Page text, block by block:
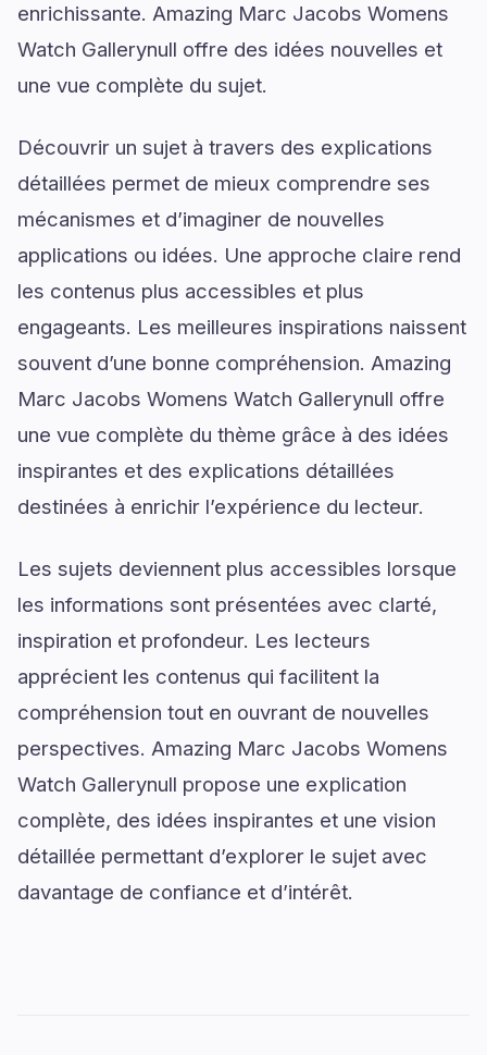
enrichissante. Amazing Marc Jacobs Womens
Watch Gallerynull offre des idées nouvelles et
une vue complète du sujet.
Découvrir un sujet à travers des explications
détaillées permet de mieux comprendre ses
mécanismes et d’imaginer de nouvelles
applications ou idées. Une approche claire rend
les contenus plus accessibles et plus
engageants. Les meilleures inspirations naissent
souvent d’une bonne compréhension. Amazing
Marc Jacobs Womens Watch Gallerynull offre
une vue complète du thème grâce à des idées
inspirantes et des explications détaillées
destinées à enrichir l’expérience du lecteur.
Les sujets deviennent plus accessibles lorsque
les informations sont présentées avec clarté,
inspiration et profondeur. Les lecteurs
apprécient les contenus qui facilitent la
compréhension tout en ouvrant de nouvelles
perspectives. Amazing Marc Jacobs Womens
Watch Gallerynull propose une explication
complète, des idées inspirantes et une vision
détaillée permettant d’explorer le sujet avec
davantage de confiance et d’intérêt.